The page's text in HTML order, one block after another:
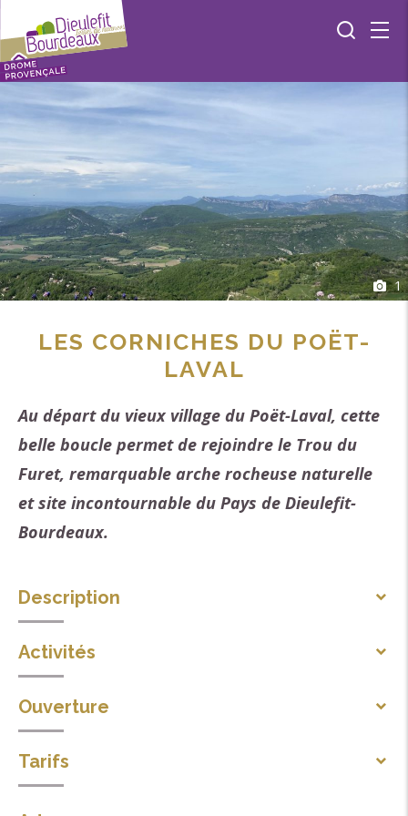
1
LES CORNICHES DU POËT-
LAVAL
Au départ du vieux village du Poët-Laval, cette
belle boucle permet de rejoindre le Trou du
Furet, remarquable arche rocheuse naturelle
et site incontournable du Pays de Dieulefit-
Bourdeaux.
Description
Départ du parking du vieux village, à l'arrière du
château.
Passer devant l'entrée du cimetière, puis monter à
droite le long du cimetière et continuer droit dans la
pente par le sentier entre deux murets de pierre. Plus
Activités
Sports pédestres
Itinéraire de randonnée pédestre
Ouverture
Toute l'année tous les jours.
Tarifs